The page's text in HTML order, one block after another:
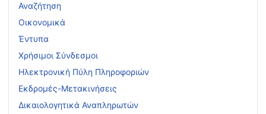
Αναζήτηση
Οικονομικά
Έντυπα
Χρήσιμοι Σύνδεσμοι
Ηλεκτρονική Πύλη Πληροφοριών
Εκδρομές-Μετακινήσεις
Δικαιολογητικά Αναπληρωτών